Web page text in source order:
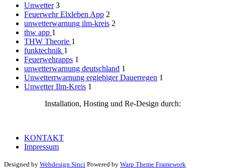
Unwetter 3
Feuerwehr Elxleben App 2
unwetterwarnung ilm-kreis 2
thw app 1
THW Theorie 1
funktechnik 1
Feuerwehrapps 1
unwetterwarnung deutschland 1
Unwetterrwarnung ergiebiger Dauerregen 1
Unwetter Ilm-Kreis 1
Installation, Hosting und Re-Design durch:
KONTAKT
Impressum
Designed by Webdesign Sinci Powered by Warp Theme Framework